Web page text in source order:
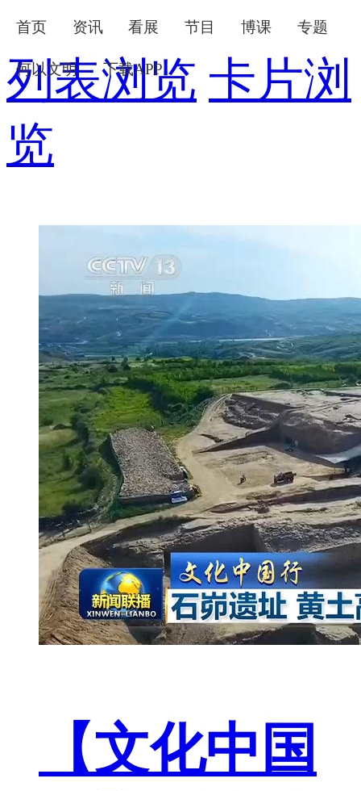
首页 资讯 看展 节目 博课 专题
何以文明 下载APP
下次自动登录 忘记密码
列表浏览 卡片浏
览
【文化中国